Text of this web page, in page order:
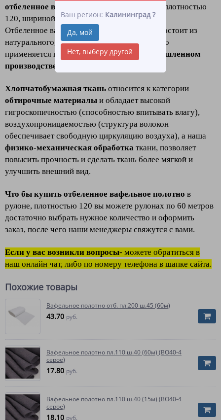
Ваш регион: Калининград ?
Да, мой
Нет, выберу другой
отбеленное вафельное полотно в рулоне
плотностью
120, шириной 45оптом и в розницу.
Отбеленное вафельное полотно в рулоне - состоит из
натурального, качественного хлопка, широко
применяется как в хозяйстве, так и в промышленном
производстве, клининге и HoReCa.
Хлопчатобумажная ткань относится к категории
обтирочные материалы и обладает высокой
гигроскопичностью (способностью впитывать влагу),
воздухопроницаемостью (структура волокон
обеспечивает свободную циркуляцию воздуха), а наша
физико-механическая обработка ткани, позволяет
повысить прочность и сделать ткань более мягкой и
улучшить внешний вид.
Что бы купить отбеленное вафельное полотно в
рулоне, плотностью 120 вы можете рулонах по 60 метров
достаточно выбрать нужное количество и оформить
заказ, после чего наши менеджеры свяжутся с вами.
Если у вас возникли вопросы- можете обратиться в
наш онлайн чат, либо по номеру телефона в шапке сайта.
Похожие товары
Вафельное полотно отб. пл.200 ш.45 (60м)
43.70 руб.
Вафельное полотно пл.110 ш.40 (60м) (ВО40-4
серое)
17.80 руб.
Вафельное полотно пл.110 ш.40 (15м) (ВО40-4
серое)
18.10 руб.